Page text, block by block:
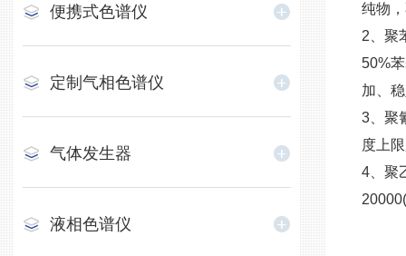
便携式色谱仪
定制气相色谱仪
气体发生器
液相色谱仪
纯物
2、聚
50%
加、
3、聚
度上
4、聚